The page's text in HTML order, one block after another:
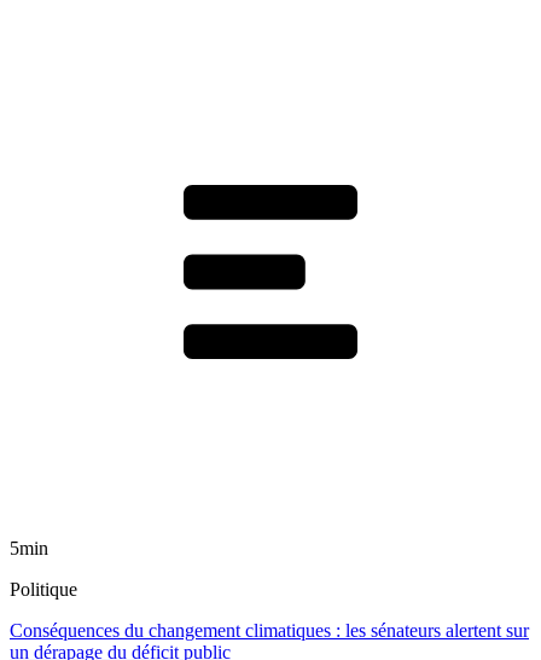
5min
Politique
Conséquences du changement climatiques : les sénateurs alertent sur
un dérapage du déficit public